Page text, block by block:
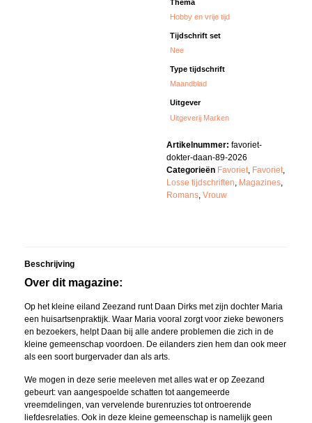
Thema
Hobby en vrije tijd
Tijdschrift set
Nee
Type tijdschrift
Maandblad
Uitgever
Uitgeverij Marken
Artikelnummer: favoriet-
dokter-daan-89-2026
Categorieën Favoriet, Favoriet,
Losse tijdschriften, Magazines,
Romans, Vrouw
Beschrijving
Over dit magazine:
Op het kleine eiland Zeezand runt Daan Dirks met zijn dochter Maria
een huisartsenpraktijk. Waar Maria vooral zorgt voor zieke bewoners
en bezoekers, helpt Daan bij alle andere problemen die zich in de
kleine gemeenschap voordoen. De eilanders zien hem dan ook meer
als een soort burgervader dan als arts.
We mogen in deze serie meeleven met alles wat er op Zeezand
gebeurt: van aangespoelde schatten tot aangemeerde
vreemdelingen, van vervelende burenruzies tot ontroerende
liefdesrelaties. Ook in deze kleine gemeenschap is namelijk geen